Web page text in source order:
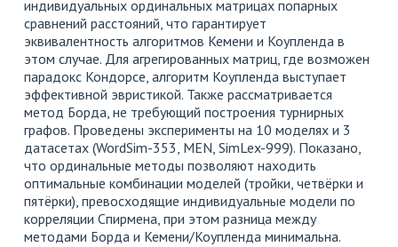
индивидуальных ординальных матрицах попарных
сравнений расстояний, что гарантирует
эквивалентность алгоритмов Кемени и Коупленда в
этом случае. Для агрегированных матриц, где возможен
парадокс Кондорсе, алгоритм Коупленда выступает
эффективной эвристикой. Также рассматривается
метод Борда, не требующий построения турнирных
графов. Проведены эксперименты на 10 моделях и 3
датасетах (WordSim-353, MEN, SimLex-999). Показано,
что ординальные методы позволяют находить
оптимальные комбинации моделей (тройки, четвёрки и
пятёрки), превосходящие индивидуальные модели по
корреляции Спирмена, при этом разница между
методами Борда и Кемени/Коупленда минимальна.